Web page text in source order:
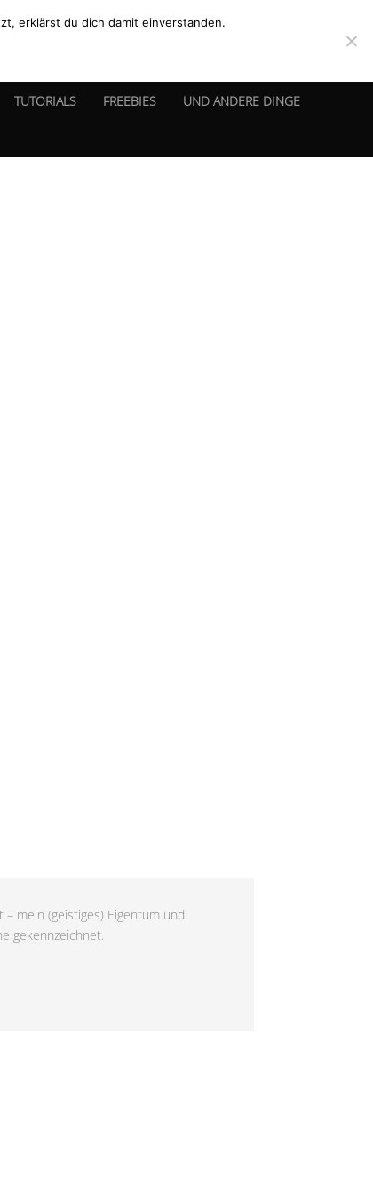
TUTORIALS FREEBIES UND ANDERE DINGE
mein (geistiges) Eigentum und
gekennzeichnet.
erklärst du dich damit einverstanden.